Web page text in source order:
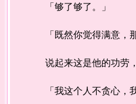
「够了够了。」
「既然你觉得满意，那
说起来这是他的功劳，
「我这个人不贪心，我